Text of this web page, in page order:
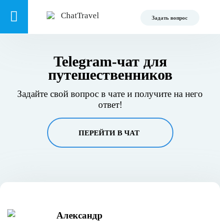
Задать вопрос
Telegram-чат для
путешественников
Задайте свой вопрос в чате и получите на него
ответ!
ПЕРЕЙТИ В ЧАТ
Александр